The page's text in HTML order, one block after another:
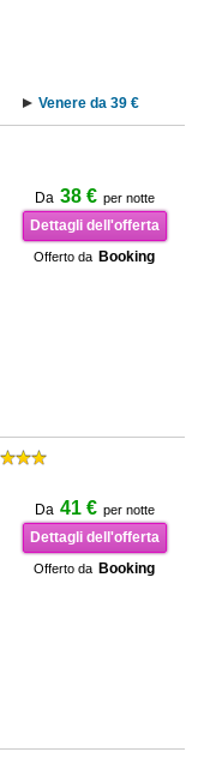
Venere da 39 €
Da 38 € per notte
Dettagli dell'offerta
Offerto da Booking
Da 41 € per notte
Dettagli dell'offerta
Offerto da Booking